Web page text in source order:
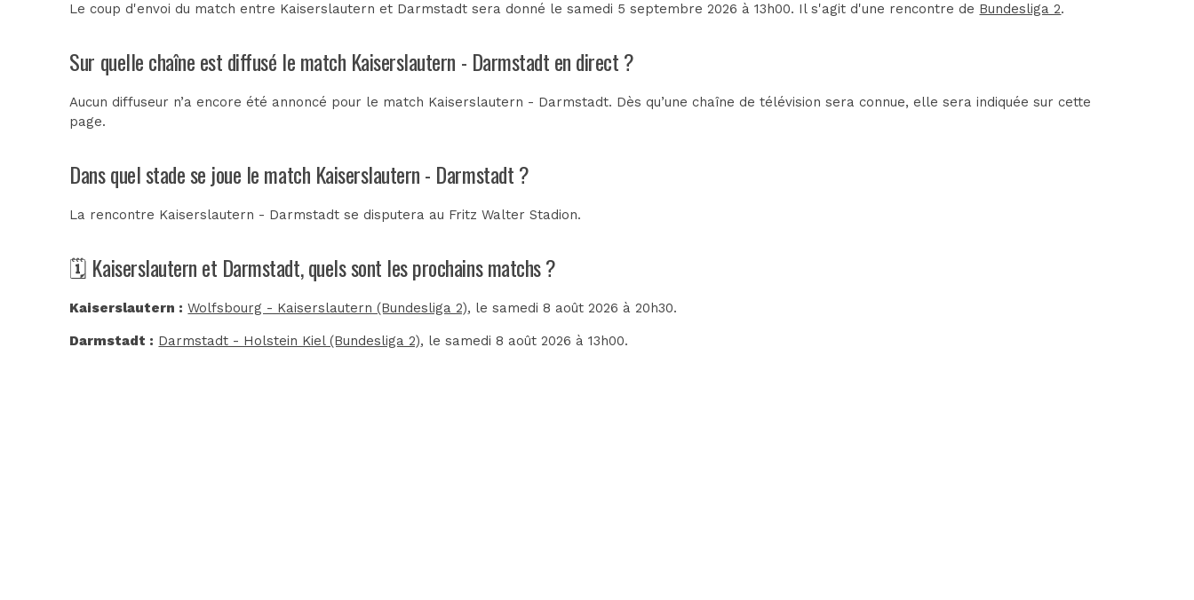
Le coup d'envoi du match entre Kaiserslautern et Darmstadt sera donné le samedi 5 septembre 2026 à 13h00. Il s'agit d'une rencontre de Bundesliga 2.
Sur quelle chaîne est diffusé le match Kaiserslautern - Darmstadt en direct ?
Aucun diffuseur n’a encore été annoncé pour le match Kaiserslautern - Darmstadt. Dès qu’une chaîne de télévision sera connue, elle sera indiquée sur cette
page.
Dans quel stade se joue le match Kaiserslautern - Darmstadt ?
La rencontre Kaiserslautern - Darmstadt se disputera au Fritz Walter Stadion.
🗓️ Kaiserslautern et Darmstadt, quels sont les prochains matchs ?
Kaiserslautern : Wolfsbourg - Kaiserslautern (Bundesliga 2), le samedi 8 août 2026 à 20h30.
Darmstadt : Darmstadt - Holstein Kiel (Bundesliga 2), le samedi 8 août 2026 à 13h00.